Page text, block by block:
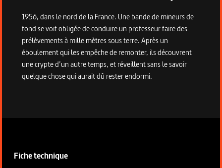
1956, dans le nord de la France. Une bande de mineurs de
fond se voit obligée de conduire un professeur faire des
prélèvements à mille mètres sous terre. Après un
éboulement qui les empêche de remonter, ils découvrent
une crypte d’un autre temps, et réveillent sans le savoir
quelque chose qui aurait dû rester endormi.
Fiche technique